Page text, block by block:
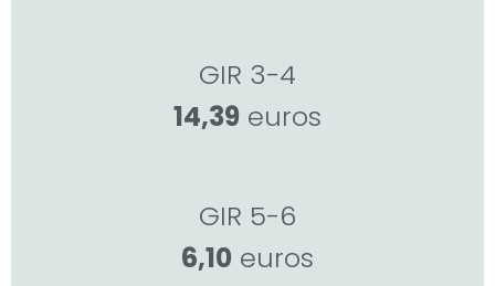
GIR 3-4
14,39 euros
GIR 5-6
6,10 euros